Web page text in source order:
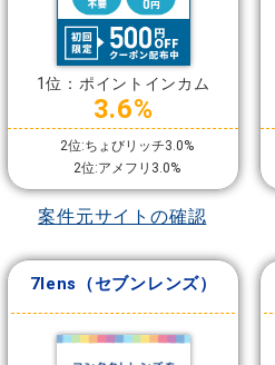
1位：ポイントインカム
3.6%
2位:ちょびリッチ3.0%
2位:アメフリ3.0%
案件元サイトの確認
7lens（セブンレンズ）